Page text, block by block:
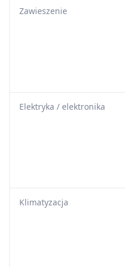
Zawieszenie
Elektryka / elektronika
Klimatyzacja